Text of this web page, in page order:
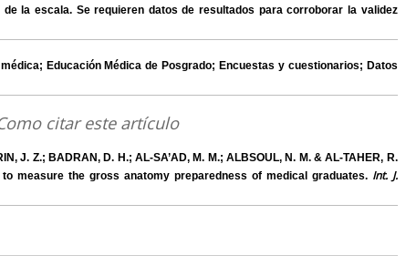
la escala. Se requieren datos de resultados para corroborar la validez
Educación Médica de Posgrado; Encuestas y cuestionarios; Datos
citar este artículo
J. Z.; BADRAN, D. H.; AL-SA’AD, M. M.; ALBSOUL, N. M. & AL-TAHER, R.
measure the gross anatomy preparedness of medical graduates. Int. J.